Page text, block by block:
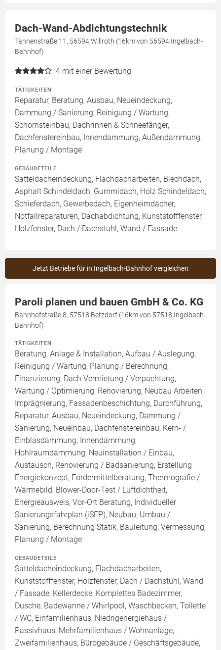
Dach-Wand-Abdichtungstechnik
Tannenstraße 11, 56594 Willroth (16km von 56594 Ingelbach-
Bahnhof)
4 mit einer Bewertung
TÄTIGKEITEN
Reparatur, Beratung, Ausbau, Neueindeckung,
Dämmung / Sanierung, Reinigung / Wartung,
Schornsteinbau, Dachrinnen & Schneefänger,
Dachfenstereinbau, Innendämmung, Außendämmung,
Planung / Montage
GEBÄUDETEILE
Satteldacheindeckung, Flachdacharbeiten, Blechdach,
Asphalt Schindeldach, Gummidach, Holz Schindeldach,
Schieferdach, Gewerbedach, Eigenheimdächer,
Notfallreparaturen, Dachabdichtung, Kunststofffenster,
Holzfenster, Dach / Dachstuhl, Wand / Fassade
Jetzt Betriebe für in Ingelbach-Bahnhof vergleichen
Paroli planen und bauen GmbH & Co. KG
Bahnhofstraße 8, 57518 Betzdorf (16km von 57518 Ingelbach-
Bahnhof)
TÄTIGKEITEN
Beratung, Anlage & Installation, Aufbau / Auslegung,
Reinigung / Wartung, Planung / Berechnung,
Finanzierung, Dach Vermietung / Verpachtung,
Wartung / Optimierung, Renovierung, Neubau Arbeiten,
Imprägnierung, Fassadenbeschichtung, Durchführung,
Reparatur, Ausbau, Neueindeckung, Dämmung /
Sanierung, Neueinbau, Dachfenstereinbau, Kern- /
Einblasdämmung, Innendämmung,
Hohlraumdämmung, Neuinstallation / Einbau,
Austausch, Renovierung / Badsanierung, Erstellung
Energiekonzept, Fördermittelberatung, Thermografie /
Wärmebild, Blower-Door-Test / Luftdichtheit,
Energieausweis, Vor-Ort Beratung, Individueller
Sanierungsfahrplan (iSFP), Neubau, Umbau /
Sanierung, Berechnung Statik, Bauleitung, Vermessung,
Planung / Montage
GEBÄUDETEILE
Satteldacheindeckung, Flachdacharbeiten,
Kunststofffenster, Holzfenster, Dach / Dachstuhl, Wand
/ Fassade, Kellerdecke, Komplettes Badezimmer,
Dusche, Badewanne / Whirlpool, Waschbecken, Toilette
/ WC, Einfamilienhaus, Niedrigenergiehaus /
Passivhaus, Mehrfamilienhaus / Wohnanlage,
Zweifamilienhaus, Bürogebäude / Geschäftsgebäude,